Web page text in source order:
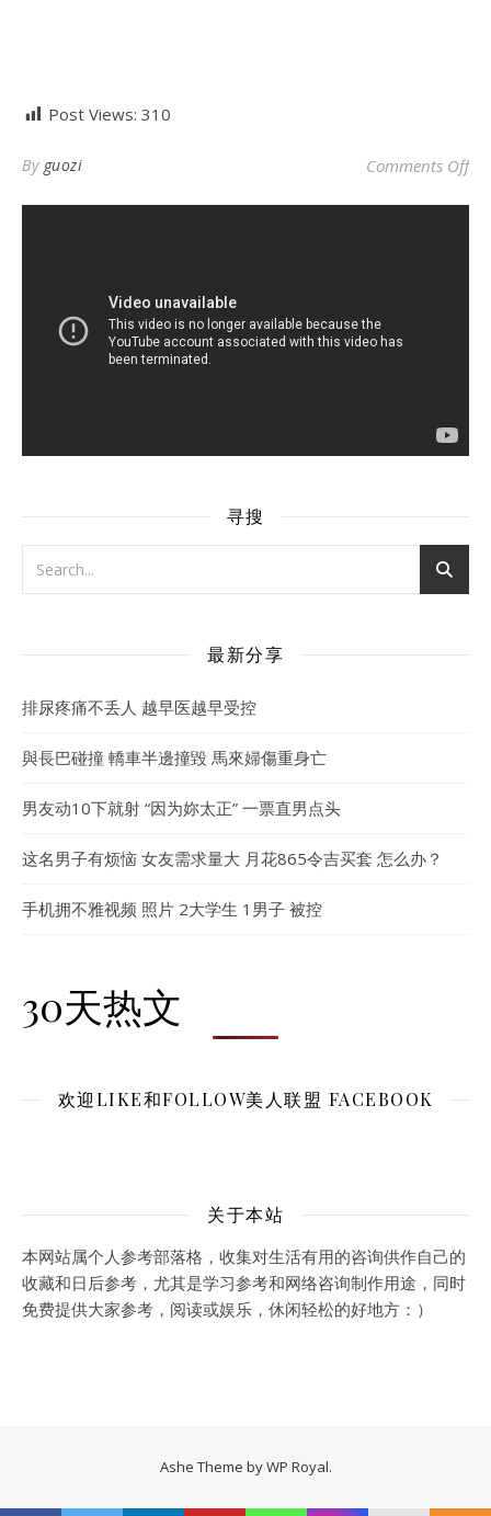
Post Views: 310
By guozi Comments Offon
寻搜
最新分享
排尿疼痛不丢人 越早医越早受控
與長巴碰撞 轎車半邊撞毀 馬來婦傷重身亡
男友动10下就射 “因为妳太正” 一票直男点头
这名男子有烦恼 女友需求量大 月花865令吉买套 怎么办？
手机拥不雅视频 照片 2大学生 1男子 被控
30天热文
欢迎LIKE和FOLLOW美人联盟 FACEBOOK
关于本站
本网站属个人参考部落格，收集对生活有用的咨询供作自己的
收藏和日后参考，尤其是学习参考和网络咨询制作用途，同时
免费提供大家参考，阅读或娱乐，休闲轻松的好地方：）
Ashe Theme byWP Royal.